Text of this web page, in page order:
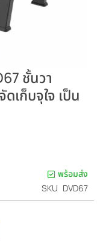
ชั้นวา
เก็บจุใจ เป็น
พร้อมส่ง
SKU DVD67